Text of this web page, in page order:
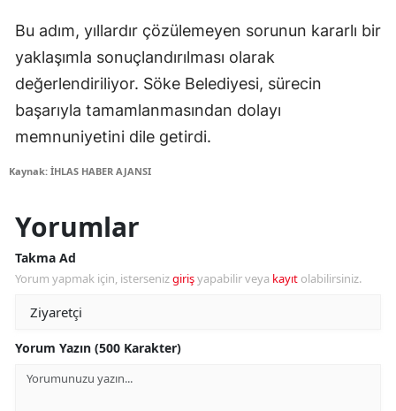
Bu adım, yıllardır çözülemeyen sorunun kararlı bir
yaklaşımla sonuçlandırılması olarak
değerlendiriliyor. Söke Belediyesi, sürecin
başarıyla tamamlanmasından dolayı
memnuniyetini dile getirdi.
Kaynak: İHLAS HABER AJANSI
Yorumlar
Takma Ad
Yorum yapmak için, istersenizgirişyapabilir veya kayıt olabilirsiniz.
Yorum Yazın (500 Karakter)